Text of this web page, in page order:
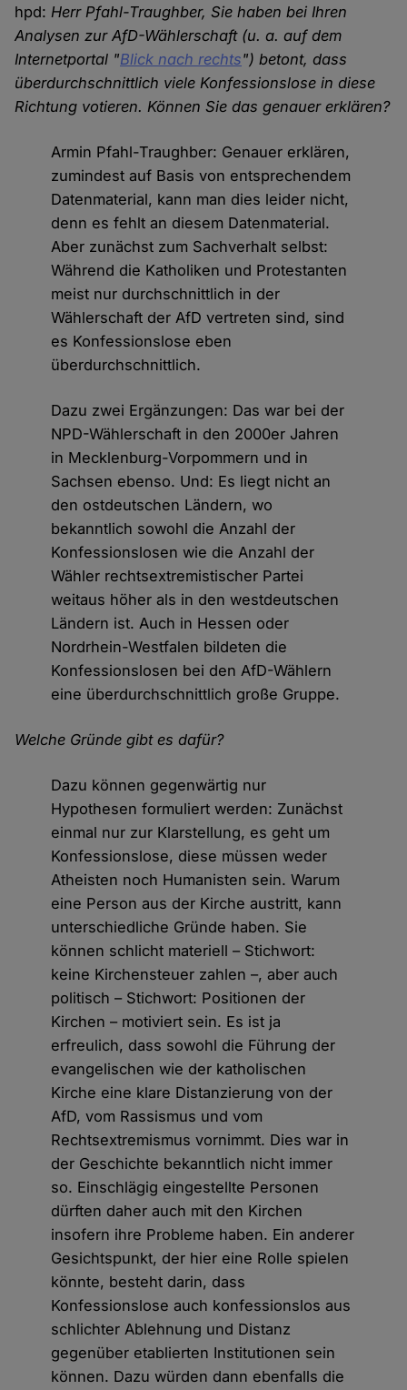
hpd:Herr Pfahl-Traughber, Sie haben bei Ihren
Analysen zur AfD-Wählerschaft (u. a. auf dem
Internetportal "Blick nach rechts") betont, dass
überdurchschnittlich viele Konfessionslose in diese
Richtung votieren. Können Sie das genauer erklären?
Armin Pfahl-Traughber: Genauer erklären,
zumindest auf Basis von entsprechendem
Datenmaterial, kann man dies leider nicht,
denn es fehlt an diesem Datenmaterial.
Aber zunächst zum Sachverhalt selbst:
Während die Katholiken und Protestanten
meist nur durchschnittlich in der
Wählerschaft der AfD vertreten sind, sind
es Konfessionslose eben
überdurchschnittlich.
Dazu zwei Ergänzungen: Das war bei der
NPD-Wählerschaft in den 2000er Jahren
in Mecklenburg-Vorpommern und in
Sachsen ebenso. Und: Es liegt nicht an
den ostdeutschen Ländern, wo
bekanntlich sowohl die Anzahl der
Konfessionslosen wie die Anzahl der
Wähler rechtsextremistischer Partei
weitaus höher als in den westdeutschen
Ländern ist. Auch in Hessen oder
Nordrhein-Westfalen bildeten die
Konfessionslosen bei den AfD-Wählern
eine überdurchschnittlich große Gruppe.
Welche Gründe gibt es dafür?
Dazu können gegenwärtig nur
Hypothesen formuliert werden: Zunächst
einmal nur zur Klarstellung, es geht um
Konfessionslose, diese müssen weder
Atheisten noch Humanisten sein. Warum
eine Person aus der Kirche austritt, kann
unterschiedliche Gründe haben. Sie
können schlicht materiell – Stichwort:
keine Kirchensteuer zahlen –, aber auch
politisch – Stichwort: Positionen der
Kirchen – motiviert sein. Es ist ja
erfreulich, dass sowohl die Führung der
evangelischen wie der katholischen
Kirche eine klare Distanzierung von der
AfD, vom Rassismus und vom
Rechtsextremismus vornimmt. Dies war in
der Geschichte bekanntlich nicht immer
so. Einschlägig eingestellte Personen
dürften daher auch mit den Kirchen
insofern ihre Probleme haben. Ein anderer
Gesichtspunkt, der hier eine Rolle spielen
könnte, besteht darin, dass
Konfessionslose auch konfessionslos aus
schlichter Ablehnung und Distanz
gegenüber etablierten Institutionen sein
können. Dazu würden dann ebenfalls die